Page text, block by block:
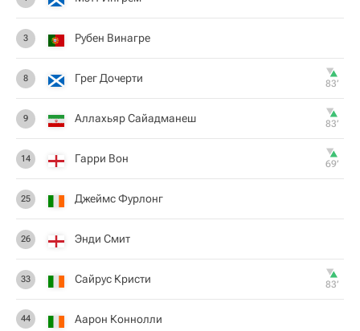
3 Рубен Винагре
8 Грег Дочерти 83‎’‎
9 Аллахьяр Сайадманеш 83‎’‎
14 Гарри Вон 69‎’‎
25 Джеймс Фурлонг
26 Энди Смит
33 Сайрус Кристи 83‎’‎
44 Аарон Коннолли